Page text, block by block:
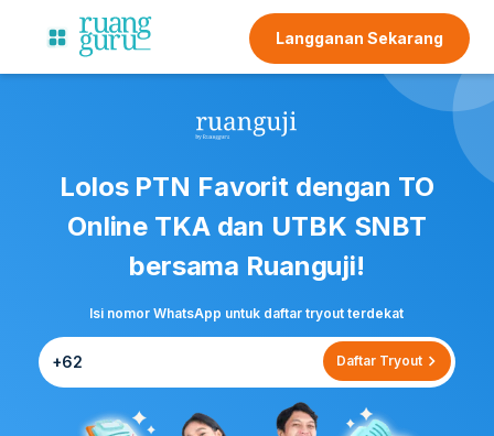
Langganan Sekarang
Lolos PTN Favorit dengan TO
Online TKA dan UTBK SNBT
bersama Ruanguji!
Isi nomor WhatsApp untuk daftar tryout terdekat
Daftar Tryout